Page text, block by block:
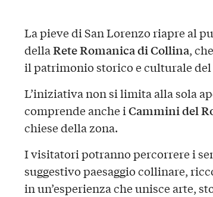
La pieve di San Lorenzo riapre al
dellaRete Romanica di Collina,
il patrimonio storico e culturale del
L’iniziativa non si limita alla sola
comprende anche iCammini del
chiese della zona.
I visitatori potranno percorrere i
suggestivo paesaggio collinare,
in un’esperienza che unisce arte,